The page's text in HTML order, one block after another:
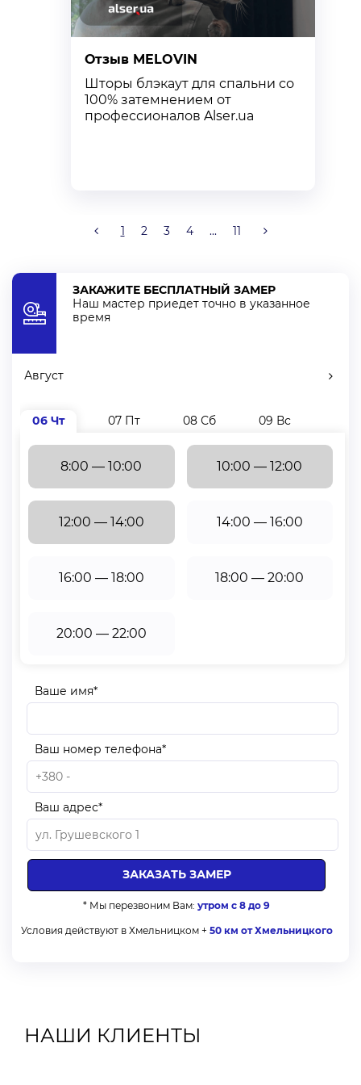
Для оплаты заказа, можете выбрать любой удобный для
оплата наличными
Отзыв MELOVIN
Шторы блэкаут для спальни со
100% затемнением от
профессионалов Alser.ua
1 2 3 4 ... 11
ЗАКАЖИТЕ БЕСПЛАТНЫЙ ЗАМЕР
Наш мастер приедет точно в указанное
время
Август
06 Чт 07 Пт 08 Сб 09 Вс
8:00 — 10:00 10:00 — 12:00
12:00 — 14:00 14:00 — 16:00
16:00 — 18:00 18:00 — 20:00
20:00 — 22:00
Ваше имя*
Ваш номер телефона*
Ваш адрес*
* Мы перезвоним Вам: утром с 8 до 9
Условия действуют в Хмельницком + 50 км от Хмельницкого
НАШИ КЛИЕНТЫ